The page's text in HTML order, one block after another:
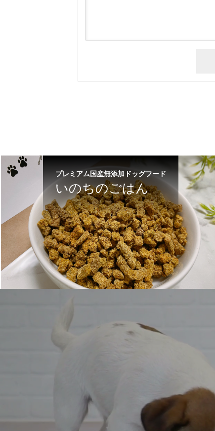
プレミアム国産無添加ドッグフード
いのちのごはん